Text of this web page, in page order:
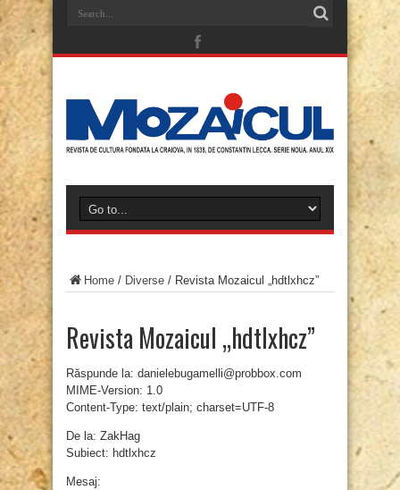
Home / Diverse / Revista Mozaicul „hdtlxhcz”
Revista Mozaicul „hdtlxhcz”
Răspunde la: danielebugamelli@probbox.com
MIME-Version: 1.0
Content-Type: text/plain; charset=UTF-8
De la: ZakHag
Subiect: hdtlxhcz
Mesaj: